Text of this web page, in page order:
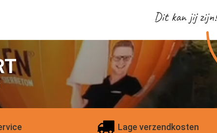
Dit kan jij zijn!
Lage verzendkosten